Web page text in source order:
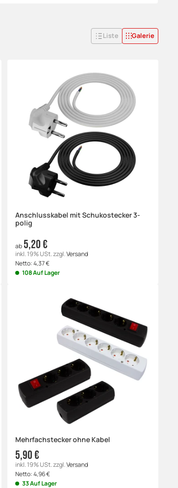
Liste Galerie
Anschlusskabel mit Schukostecker 3-
polig
ab 5,20 €
inkl. 19% USt.zzgl.Versand
Netto:4,37€
108 Auf Lager
Mehrfachstecker ohne Kabel
5,90 €
inkl. 19% USt.zzgl.Versand
Netto:4,96€
33 Auf Lager